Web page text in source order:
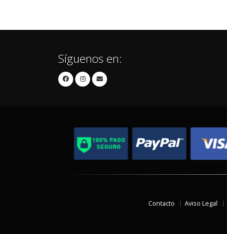
Síguenos en:
Contacto Aviso Legal